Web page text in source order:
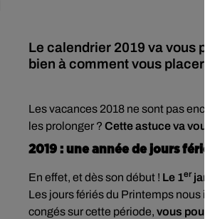
Le calendrier 2019 va vous
bien à comment vous
Les vacances 2018 ne sont pas
les prolonger ? Cette astuce va
2019 : une année de jours
En effet, et dès son début ! Le 1er
Les jours fériés du Printemps
congés sur cette période, vous